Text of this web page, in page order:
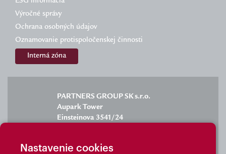
Nastavenie cookies
Výročné správy
Ochrana osobných údajov
Oznamovanie protispoločenskej činnosti
Interná zóna
PARTNERS GROUP SK s.r.o.
Aupark Tower
Einsteinova 3541/24